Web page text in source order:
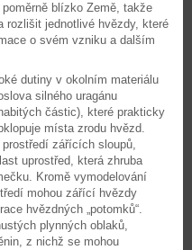
blízko Země, takže
rozlišit jednotlivé hvězdy, které
o svém vzniku a dalším
dutiny v okolním materiálu
silného uragánu
částic), které prakticky
místa zrodu hvězd.
prostředí zářících sloupů,
uprostřed, která zhruba
Kromě vymodelování
mohou zářící hvězdy
hvězdných „potomků“.
plynných oblaků,
z nichž se mohou